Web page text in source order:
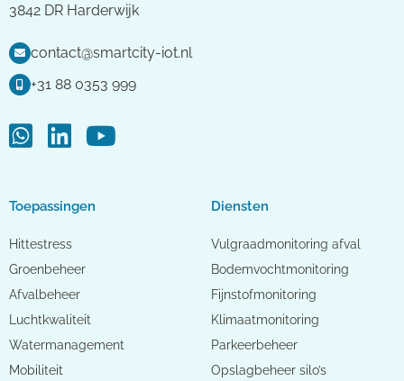
3842 DR Harderwijk
contact@smartcity-iot.nl
+31 88 0353 999
Toepassingen
Hittestress
Groenbeheer
Afvalbeheer
Luchtkwaliteit
Watermanagement
Mobiliteit
Diensten
Vulgraadmonitoring afval
Bodemvochtmonitoring
Fijnstofmonitoring
Klimaatmonitoring
Parkeerbeheer
Opslagbeheer silo’s